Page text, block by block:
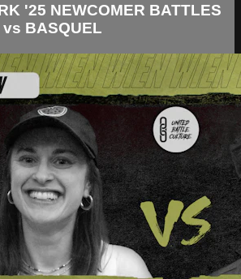
'25 NEWCOMER BATTLES
BASQUEL